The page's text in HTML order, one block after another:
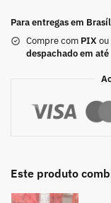
Para entregas em
Compre com PIX ou
despachado em
Este produto